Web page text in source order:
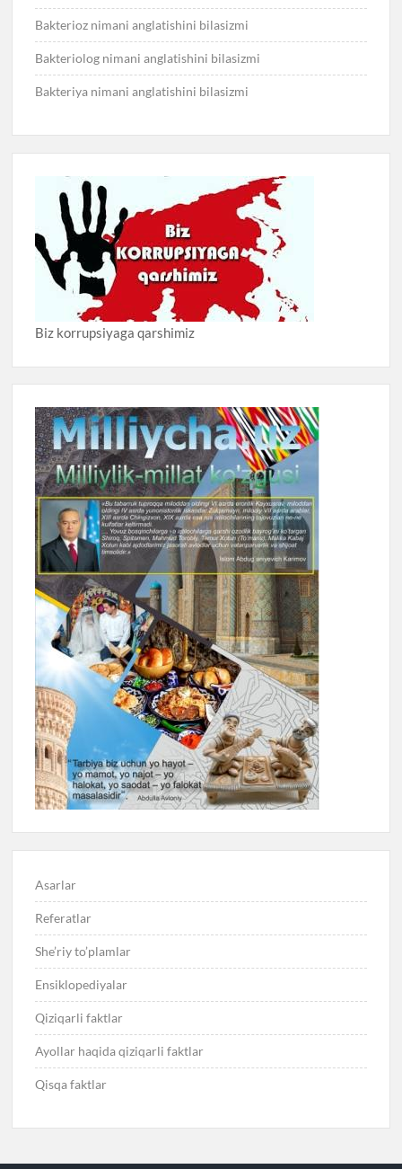
Bakterioz nimani anglatishini bilasizmi
Bakteriolog nimani anglatishini bilasizmi
Bakteriya nimani anglatishini bilasizmi
Biz korrupsiyaga qarshimiz
Asarlar
Referatlar
She’riy to’plamlar
Ensiklopediyalar
Qiziqarli faktlar
Ayollar haqida qiziqarli faktlar
Qisqa faktlar